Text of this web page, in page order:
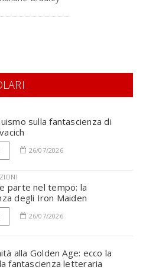
sulla fantascienza di
26/07/2026
parte nel tempo: la
degli Iron Maiden
26/07/2026
alla Golden Age: ecco la
fantascienza letteraria